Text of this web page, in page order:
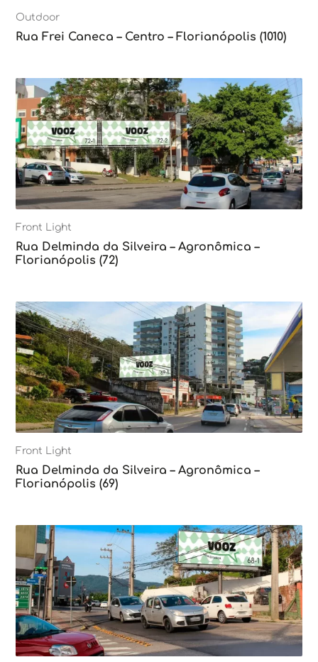
Outdoor
Rua Frei Caneca – Centro – Florianópolis (1010)
Front Light
Rua Delminda da Silveira – Agronômica –
Florianópolis (72)
Front Light
Rua Delminda da Silveira – Agronômica –
Florianópolis (69)